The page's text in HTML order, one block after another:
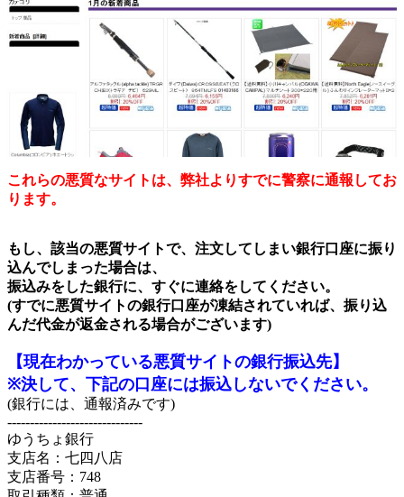
これらの悪質なサイトは、弊社よりすでに警察に通報してお
ります。
もし、該当の悪質サイトで、注文してしまい銀行口座に振り
込んでしまった場合は、
振込みをした銀行に、すぐに連絡をしてください。
(すでに悪質サイトの銀行口座が凍結されていれば、振り込
んだ代金が返金される場合がございます)
【現在わかっている悪質サイトの銀行振込先】
※決して、下記の口座には振込しないでください。
(銀行には、通報済みです)
------------------------------
ゆうちょ銀行
支店名：七四八店
支店番号：748